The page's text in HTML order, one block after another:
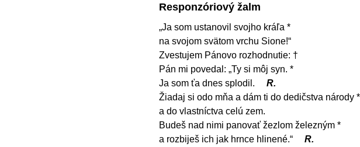
Responzóriový žalm
„Ja som ustanovil svojho kráľa *
na svojom svätom vrchu Sione!“
Zvestujem Pánovo rozhodnutie: †
Pán mi povedal: „Ty si môj syn. *
Ja som ťa dnes splodil.
R.
Žiadaj si odo mňa a dám ti do dedičstva národy *
a do vlastníctva celú zem.
Budeš nad nimi panovať žezlom železným *
a rozbiješ ich jak hrnce hlinené.“
R.